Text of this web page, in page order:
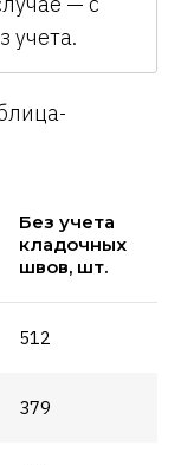
учета.
Без учета
кладочных
швов, шт.
512
379